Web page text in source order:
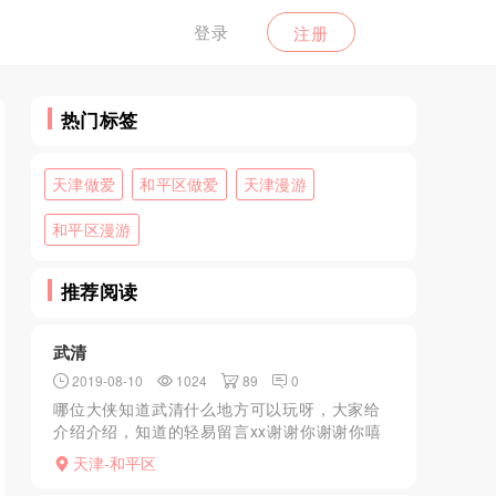
登录 注册
热门标签
天津做爱 和平区做爱 天津漫游
和平区漫游
推荐阅读
武清
2019-08-10 1024 89 0
哪位大侠知道武清什么地方可以玩呀，大家给
介绍介绍，知道的轻易留言xx谢谢你谢谢你嘻
嘻嘻谢谢谢谢谢谢谢谢谢谢谢谢谢谢谢谢谢谢
谢谢谢谢谢谢谢谢谢谢谢谢谢谢谢谢谢谢谢谢
天津-和平区